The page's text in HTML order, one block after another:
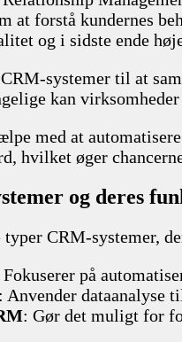
at forstå kundernes
og i sidste ende
systemer til at
kan
med at
hvilket øger
og deres
CRM-systemer,
Fokuserer på
: Anvender dataanalyse
: Gør det muligt for